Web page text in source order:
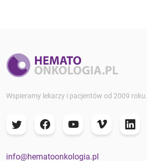
Wspieramy lekarzy i pacjentów od 2009 roku.
info@hematoonkologia.pl